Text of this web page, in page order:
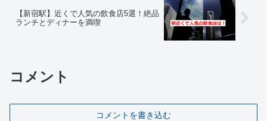
【新宿駅】近くで人気の飲食店5選！絶品
ランチとディナーを満喫
コメント
コメントを書き込む